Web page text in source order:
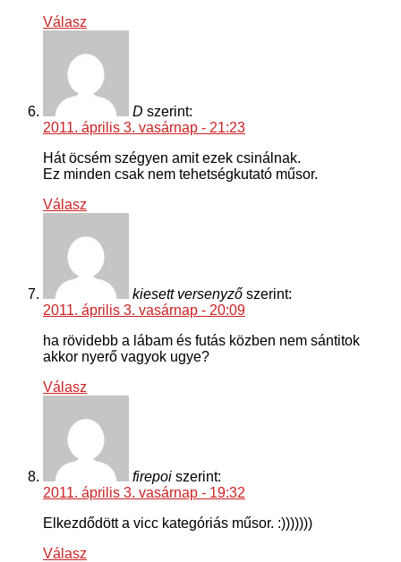
Válasz
D szerint:
2011. április 3. vasárnap - 21:23
Hát öcsém szégyen amit ezek csinálnak.
Ez minden csak nem tehetségkutató műsor.
Válasz
kiesett versenyző szerint:
2011. április 3. vasárnap - 20:09
ha rövidebb a lábam és futás közben nem sántitok
akkor nyerő vagyok ugye?
Válasz
firepoi szerint:
2011. április 3. vasárnap - 19:32
Elkezdődött a vicc kategóriás műsor. :)))))))
Válasz